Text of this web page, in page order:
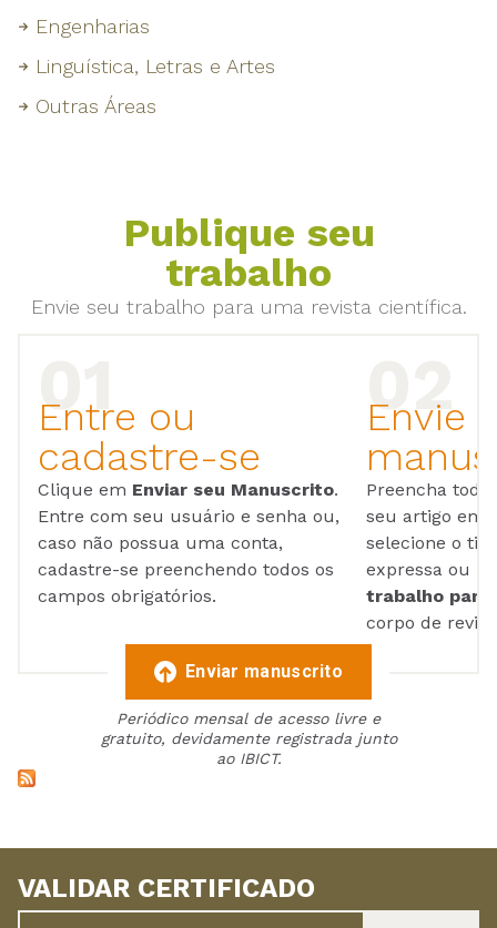
Engenharias
Linguística, Letras e Artes
Outras Áreas
Publique seu
trabalho
Envie seu trabalho para uma revista científica.
Entre ou
cadastre-se
Clique em Enviar seu Manuscrito.
Entre com seu usuário e senha ou,
caso não possua uma conta,
cadastre-se preenchendo todos os
campos obrigatórios.
Envie
Preencha
seu artigo em
selecione o
expressa ou
trabalho para
corpo de
Enviar manuscrito
Periódico mensal de acesso livre e
gratuito, devidamente registrada junto
ao IBICT.
VALIDAR CERTIFICADO